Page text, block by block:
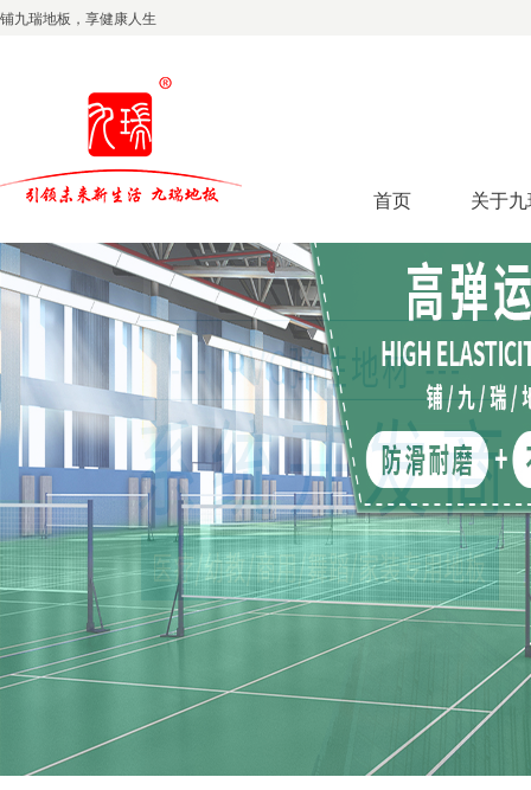
铺九瑞地板，享健康人生
首页 关于